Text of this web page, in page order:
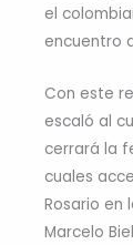
el
encuentro
Con este
escaló al
cerrará la
cuales
Rosario en
Marcelo